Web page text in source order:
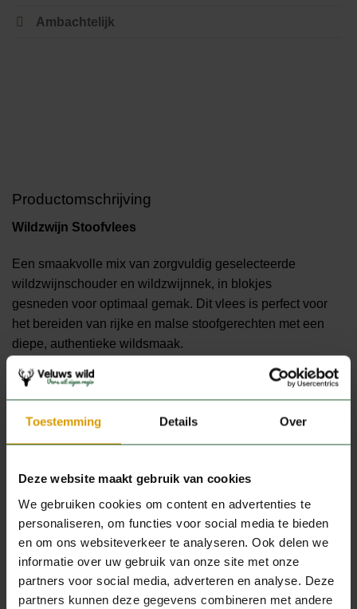
Toestemming Details Over
Deze website maakt gebruik van cookies
We gebruiken cookies om content en advertenties te
personaliseren, om functies voor social media te bieden
en om ons websiteverkeer te analyseren. Ook delen we
informatie over uw gebruik van onze site met onze
partners voor social media, adverteren en analyse. Deze
partners kunnen deze gegevens combineren met andere
Ambachtelijk
Productomschrijving
Wildzwijn Stoofvlees
Een smaakvolle mix van zorgvuldig geselecteerde
wildzwijnschouder en wildzwijnnek, in blokjes
gesneden voor optimaal gemak. Dit vlees is perfect voor
het bereiden van rijke en malse stoofgerechten met een
diepe, authentieke wildsmaak.
Verpakking:per 500 gram
Bereiding:ideaal om langzaam te stoven voor een
mals en smaakvol resultaat.
Productspecificaties
GEWICHT 1 kg